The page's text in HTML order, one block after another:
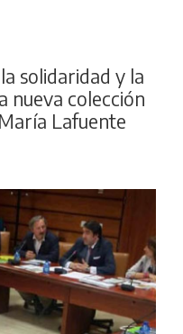
solidaridad y la
nueva colección
Lafuente